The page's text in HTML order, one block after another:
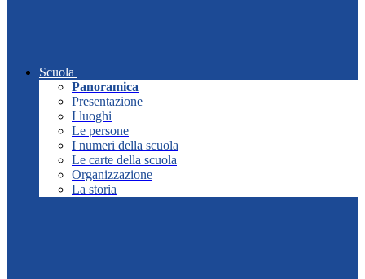
Scuola
Panoramica
Presentazione
I luoghi
Le persone
I numeri della scuola
Le carte della scuola
Organizzazione
La storia